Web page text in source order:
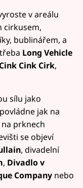
v areálu
cirkusem,
bublinářem, a
Long Vehicle
Cink Cink Cirk,
sílu jako
jak na
prknech
se objeví
, divadelní
, Divadlo v
Company nebo